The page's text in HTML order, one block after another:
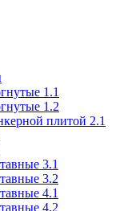
1.1
1.2
плитой 2.1
3.1
3.2
4.1
4.2